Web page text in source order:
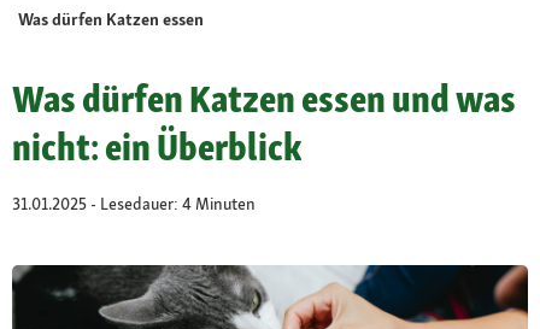
Was dürfen Katzen essen
Was dürfen Katzen essen und was
nicht: ein Überblick
31.01.2025 - Lesedauer: 4 Minuten